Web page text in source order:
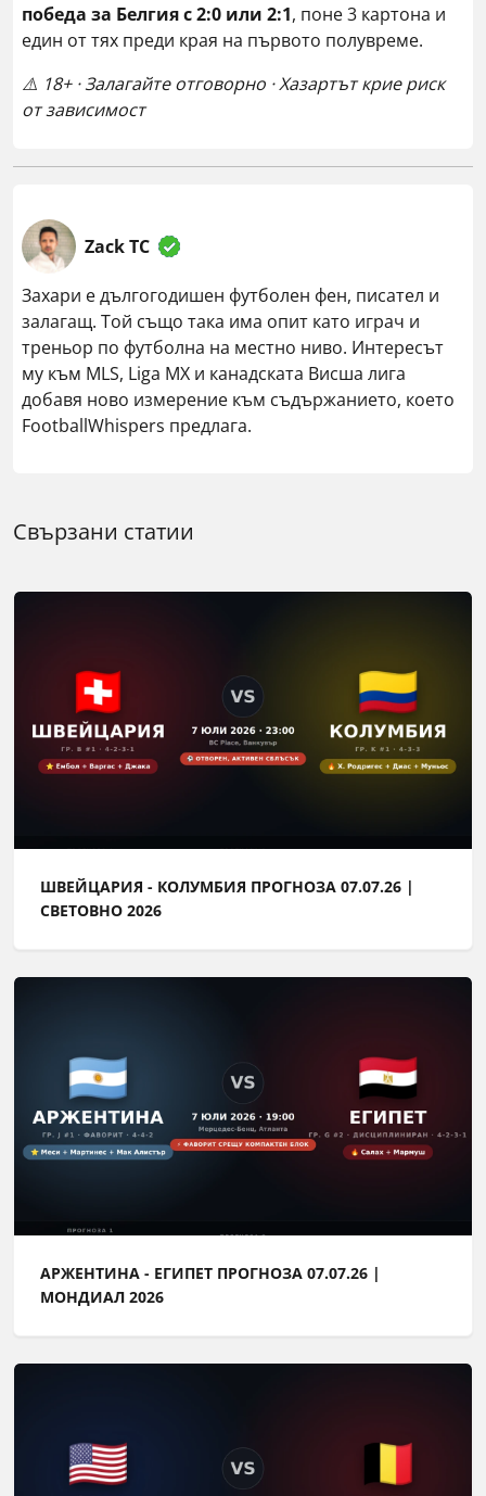
победа за Белгия с 2:0 или 2:1, поне 3 картона и
един от тях преди края на първото полувреме.
⚠️ 18+ · Залагайте отговорно · Хазартът крие риск
от зависимост
Zack TC
Захари е дългогодишен футболен фен, писател и
залагащ. Той също така има опит като играч и
треньор по футболна на местно ниво. Интересът
му към MLS, Liga MX и канадската Висша лига
добавя ново измерение към съдържанието, което
FootballWhispers предлага.
Свързани статии
ШВЕЙЦАРИЯ - КОЛУМБИЯ ПРОГНОЗА 07.07.26 |
СВЕТОВНО 2026
АРЖЕНТИНА - ЕГИПЕТ ПРОГНОЗА 07.07.26 |
МОНДИАЛ 2026